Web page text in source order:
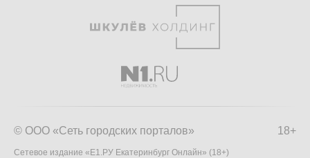
18+
© ООО «Сеть городских порталов»
Сетевое издание «Е1.РУ Екатеринбург Онлайн» (18+)